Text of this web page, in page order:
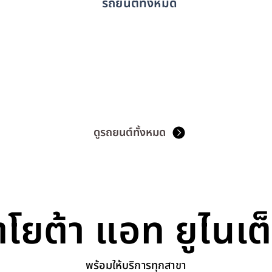
รถยนต์ทั้งหมด
ดูรถยนต์ทั้งหมด
ยต้า แอท ยูไนเ
พร้อมให้บริการทุกสาขา